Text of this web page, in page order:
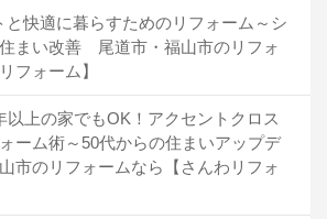
と快適に暮らすためのリフォーム～シ
まい改善 尾道市・福山市のリフォ
フォーム】
以上の家でもOK！アクセントクロス
ーム術～50代からの住まいアップデ
市のリフォームなら【さんわリフォ